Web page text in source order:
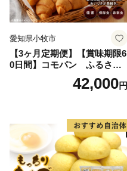
愛知県小牧市
【3ヶ月定期便】【賞味期限6
0日間】コモパン ふるさと
クロワッサンセット（計90
個）／災害用備蓄 保存食 非
42,000円